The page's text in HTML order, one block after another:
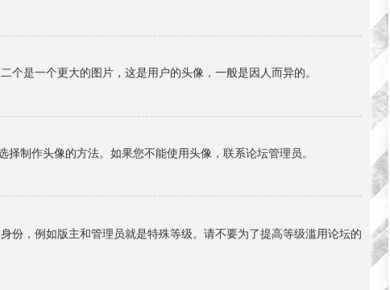
是一个更大的图片，这是用户的头像，一般是因人而异的。
制作头像的方法。如果您不能使用头像，联系论坛管理员。
份，例如版主和管理员就是特殊等级。请不要为了提高等级滥用论坛的